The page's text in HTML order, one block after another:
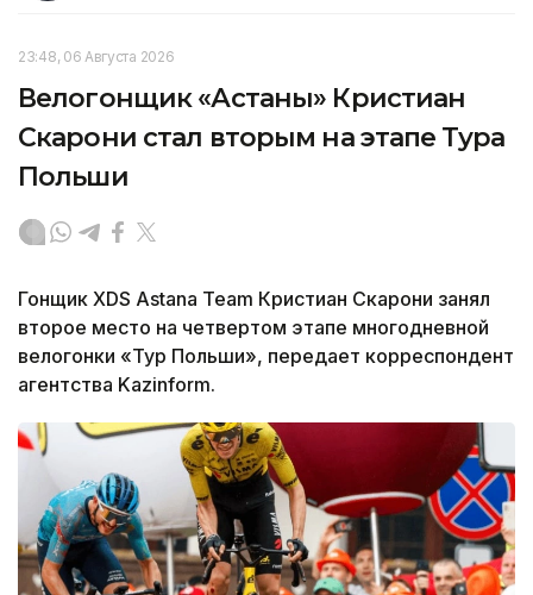
23:48, 06 Августа 2026
Велогонщик «Астаны» Кристиан
Скарони стал вторым на этапе Тура
Польши
Гонщик XDS Astana Team Кристиан Скарони занял
второе место на четвертом этапе многодневной
велогонки «Тур Польши», передает корреспондент
агентства Kazinform.